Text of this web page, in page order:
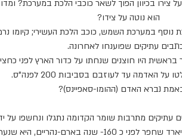
צירו בכיוון הפוך לשאר כוכבי הלכת במערכת?
הוא נוטה על צידו?
נוסף במערכת השמש, כוכב הלכת העשירי; קיומו
עתיקים שפוענחו לאחרונה.
בראשית היו חוצנים שנחתו על כדור הארץ לפני כחצי
על האדמה עד לעוזבם בסביבות
לפנה"ס.
נברא האדם (ההומו-סאפיינס)?
עתיקים מתרבות שומר הקדומה נתגלו ונחשפו על
שחפר לפני כ
שנה בארם-נהריים, היא